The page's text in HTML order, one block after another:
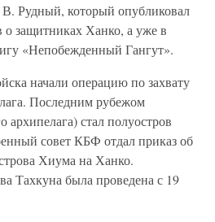
Рудный, который опубликовал
о защитниках Ханко, а уже в
«Непобежденный Гангут».
начали операцию по захвату
Последним рубежом
стал полуостров
совет КБФ отдал приказ об
Хиума на Ханко.
Тахкуна была проведена с 19